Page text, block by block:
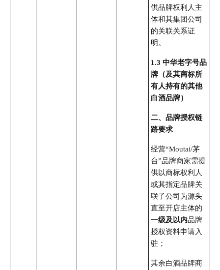
供品牌权利人主
体和其集团公司
的关联关系证
明。
1.3 中华老字号品
牌（及其商标所
有人持有的其他
白酒品牌）
二、品牌授权链
路要求
经营“Moutai/茅
台”品牌商家需提
供以商标权利人
或其指定品牌关
联子公司为源头
直至开店主体的
一级及以内品牌
授权资料申请入
驻；
其余白酒品牌商